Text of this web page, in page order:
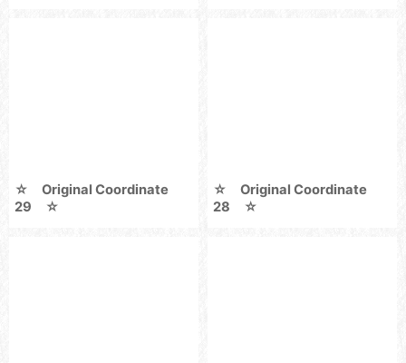
☆ Original Coordinate
29 ☆
☆ Original Coordinate
28 ☆